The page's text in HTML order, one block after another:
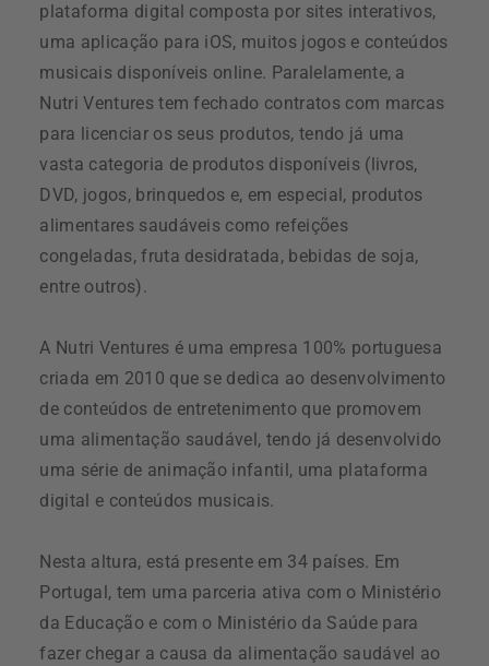
plataforma digital composta por sites interativos,
uma aplicação para iOS, muitos jogos e conteúdos
musicais disponíveis online. Paralelamente, a
Nutri Ventures tem fechado contratos com marcas
para licenciar os seus produtos, tendo já uma
vasta categoria de produtos disponíveis (livros,
DVD, jogos, brinquedos e, em especial, produtos
alimentares saudáveis como refeições
congeladas, fruta desidratada, bebidas de soja,
entre outros).
A Nutri Ventures é uma empresa 100% portuguesa
criada em 2010 que se dedica ao desenvolvimento
de conteúdos de entretenimento que promovem
uma alimentação saudável, tendo já desenvolvido
uma série de animação infantil, uma plataforma
digital e conteúdos musicais.
Nesta altura, está presente em 34 países. Em
Portugal, tem uma parceria ativa com o Ministério
da Educação e com o Ministério da Saúde para
fazer chegar a causa da alimentação saudável ao